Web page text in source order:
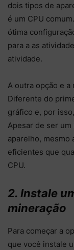
dois tipos de
é um CPU
ótima
para a as
atividade.
A outra opção e a
Diferente do
gráfico e, por
Apesar de ser
aparelho, mesmo
eficientes que
CPU.
2. Instale
mineração
Para começar a
que você instale